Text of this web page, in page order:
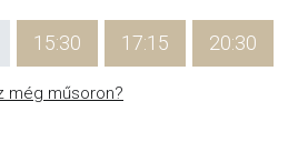
15:30 17:15 20:30
még műsoron?